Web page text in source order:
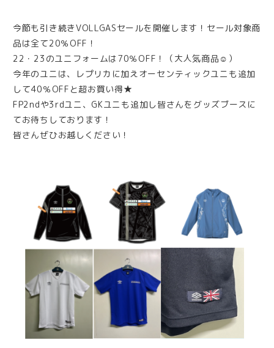
今節も引き続きVOLLGASセールを開催します！セール対象商
品は全て20％OFF！
22・23のユニフォームは70％OFF！（大人気商品☺）
今年のユニは、レプリカに加えオーセンティックユニも追加
して40％OFFと超お買い得★
FP2ndや3rdユニ、GKユニも追加し皆さんをグッズブースに
てお待ちしております！
皆さんぜひお越しください！